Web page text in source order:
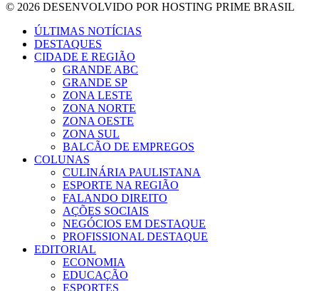
© 2026 DESENVOLVIDO POR HOSTING PRIME BRASIL
ÚLTIMAS NOTÍCIAS
DESTAQUES
CIDADE E REGIÃO
GRANDE ABC
GRANDE SP
ZONA LESTE
ZONA NORTE
ZONA OESTE
ZONA SUL
BALCÃO DE EMPREGOS
COLUNAS
CULINÁRIA PAULISTANA
ESPORTE NA REGIÃO
FALANDO DIREITO
AÇÕES SOCIAIS
NEGÓCIOS EM DESTAQUE
PROFISSIONAL DESTAQUE
EDITORIAL
ECONOMIA
EDUCAÇÃO
ESPORTES